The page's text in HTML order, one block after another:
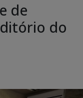
de
do